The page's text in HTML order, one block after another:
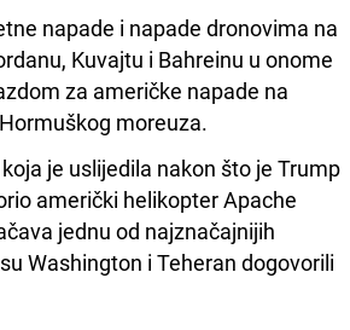
napade i napade dronovima na
Kuvajtu i Bahreinu u onome
za američke napade na
moreuza.
je uslijedila nakon što je Trump
američki helikopter Apache
jednu od najznačajnijih
Washington i Teheran dogovorili